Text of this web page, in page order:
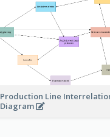
Production Line
Diagram